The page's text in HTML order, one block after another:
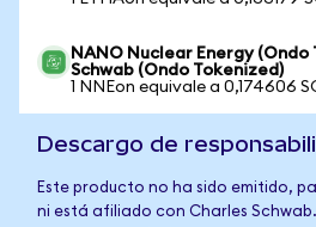
NANO Nuclear Energy
Schwab (Ondo Tokenized)
1 NNEon equivale a 0,174606
Descargo de
Este producto no ha sido emitido,
ni está afiliado con Charles Schwab.